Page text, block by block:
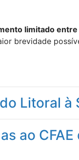
limitado
brevidade
Litoral à
ao CFAE